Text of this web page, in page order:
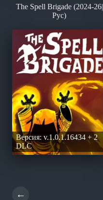
The Spell Brigade (2024-26|
Рус)
Версия: v.1.0.1.16434 + 2
DLC
←